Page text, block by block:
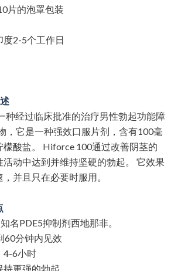
片的泡罩包装
度2-5个工作日
种经过临床批准的治疗男性勃起功能障
，它是一种强效口服片剂，含有100毫
檬酸盐。 Hiforce 100通过改善阴茎的
动中达到并维持坚硬的勃起。
它效果
，并且只在必要时服用。
名PDE5抑制剂西地那非。
60分钟内见效
4-6小时
更强的勃起。